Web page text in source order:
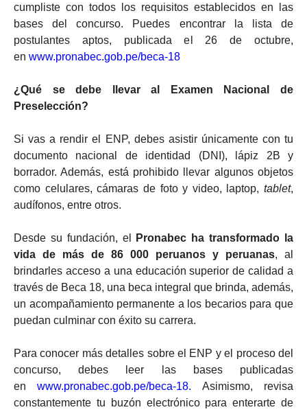
cumpliste con todos los requisitos establecidos en las
bases del concurso. Puedes encontrar la lista de
postulantes aptos, publicada el 26 de octubre,
en www.pronabec.gob.pe/beca-18
¿Qué se debe llevar al Examen Nacional de
Preselección?
Si vas a rendir el ENP, debes asistir únicamente con tu
documento nacional de identidad (DNI), lápiz 2B y
borrador. Además, está prohibido llevar algunos objetos
como celulares, cámaras de foto y video, laptop, tablet,
audífonos, entre otros.
Desde su fundación, el
Pronabec ha transformado la
vida de más de 86 000 peruanos y peruanas, al
brindarles acceso a una educación superior de calidad a
través de Beca 18, una beca integral que brinda, además,
un acompañamiento permanente a los becarios para que
puedan culminar con éxito su carrera.
Para conocer más detalles sobre el ENP y el proceso del
concurso, debes leer las bases publicadas
en www.pronabec.gob.pe/beca-18. Asimismo, revisa
constantemente tu buzón electrónico para enterarte de